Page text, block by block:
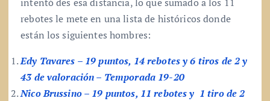
rebotes le mete en una lista de históricos donde
están los siguientes hombres:
Edy Tavares – 19 puntos, 14 rebotes y 6 tiros de 2 y
43 de valoración – Temporada 19-20
Nico Brussino – 19 puntos, 11 rebotes y 1 tiro de 2